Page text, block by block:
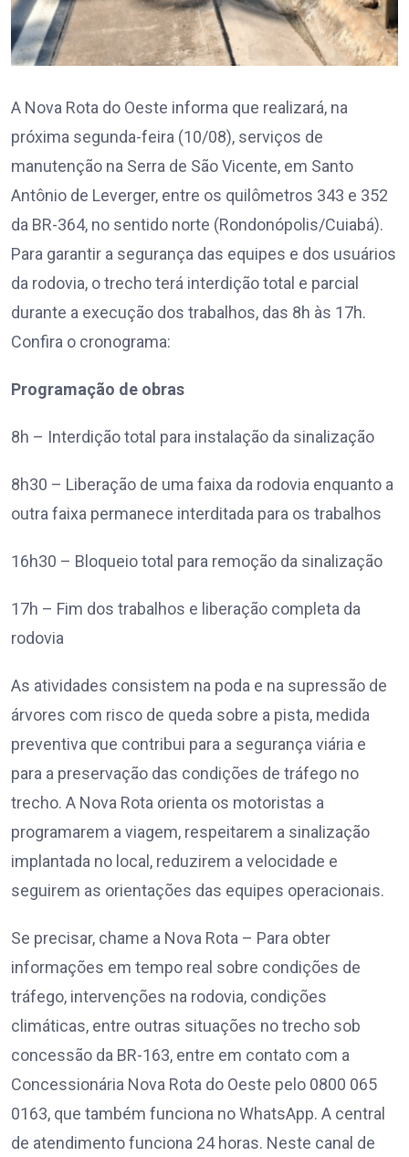
A Nova Rota do Oeste informa que realizará, na
próxima segunda-feira (10/08), serviços de
manutenção na Serra de São Vicente, em Santo
Antônio de Leverger, entre os quilômetros 343 e 352
da BR-364, no sentido norte (Rondonópolis/Cuiabá).
Para garantir a segurança das equipes e dos usuários
da rodovia, o trecho terá interdição total e parcial
durante a execução dos trabalhos, das 8h às 17h.
Confira o cronograma:
Programação de obras
8h – Interdição total para instalação da sinalização
8h30 – Liberação de uma faixa da rodovia enquanto a
outra faixa permanece interditada para os trabalhos
16h30 – Bloqueio total para remoção da sinalização
17h – Fim dos trabalhos e liberação completa da
rodovia
As atividades consistem na poda e na supressão de
árvores com risco de queda sobre a pista, medida
preventiva que contribui para a segurança viária e
para a preservação das condições de tráfego no
trecho. A Nova Rota orienta os motoristas a
programarem a viagem, respeitarem a sinalização
implantada no local, reduzirem a velocidade e
seguirem as orientações das equipes operacionais.
Se precisar, chame a Nova Rota – Para obter
informações em tempo real sobre condições de
tráfego, intervenções na rodovia, condições
climáticas, entre outras situações no trecho sob
concessão da BR-163, entre em contato com a
Concessionária Nova Rota do Oeste pelo 0800 065
0163, que também funciona no WhatsApp. A central
de atendimento funciona 24 horas. Neste canal de